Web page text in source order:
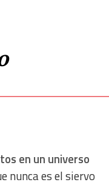
en un universo
nunca es el siervo